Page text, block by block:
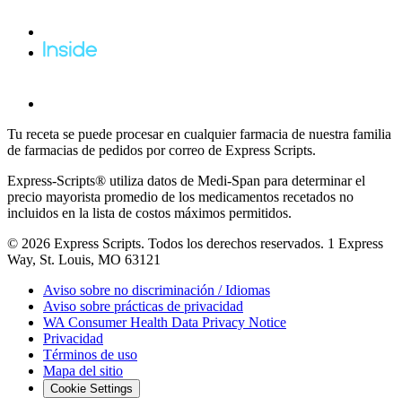
Tu receta se puede procesar en cualquier farmacia de nuestra familia
de farmacias de pedidos por correo de Express Scripts.
Express-Scripts® utiliza datos de Medi-Span para determinar el
precio mayorista promedio de los medicamentos recetados no
incluidos en la lista de costos máximos permitidos.
© 2026 Express Scripts. Todos los derechos reservados. 1 Express
Way, St. Louis, MO 63121
Aviso sobre no discriminación / Idiomas
Aviso sobre prácticas de privacidad
WA Consumer Health Data Privacy Notice
Privacidad
Términos de uso
Mapa del sitio
Cookie Settings